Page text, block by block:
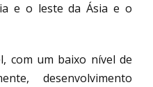
e o leste da Ásia e o
com um baixo nível de
desenvolvimento